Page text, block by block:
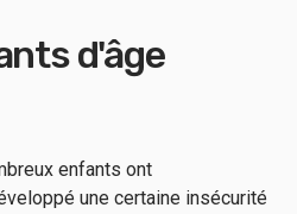
d'âge
enfants ont
une certaine insécurité